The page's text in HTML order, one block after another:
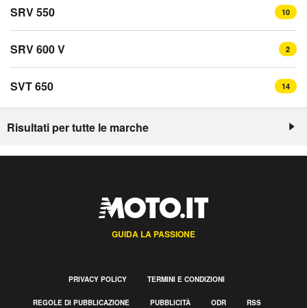
SRV 550 10
SRV 600 V 2
SVT 650 14
Risultati per tutte le marche
GUIDA LA PASSIONE
PRIVACY POLICY TERMINI E CONDIZIONI
REGOLE DI PUBBLICAZIONE PUBBLICITÀ ODR RSS